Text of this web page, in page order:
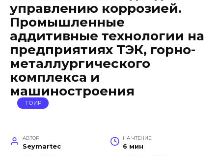
управлению коррозией.
Промышленные
аддитивные технологии на
предприятиях ТЭК, горно-
металлургического
комплекса и
машиностроения
ТОИР
АВТОР
Seymartec
НА ЧТЕНИЕ
6 мин